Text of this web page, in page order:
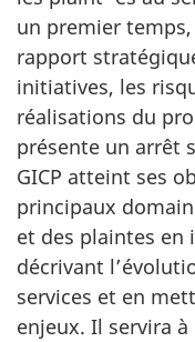
un premier
rapport
initiatives, les
réalisations du
présente un arrêt
GICP atteint ses
principaux
et des plaintes en
décrivant
services et en
enjeux. Il servira